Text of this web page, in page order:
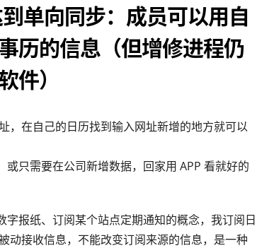
到单向同步：成员可以用自
历的信息（但增修进程仍
件）
，在自己的日历找到输入网址新增的地方就可以
或只需要在公司新增数据，回家用 APP 看就好的
字报纸、订阅某个站点定期通知的概念，我订阅日
动接收信息，不能改变订阅来源的信息，是一种